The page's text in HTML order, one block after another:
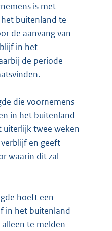
is met
buitenland te
de aanvang van
in het
de periode
die voornemens
in het buitenland
twee weken
en geeft
waarin dit zal
hoeft een
in het buitenland
te melden